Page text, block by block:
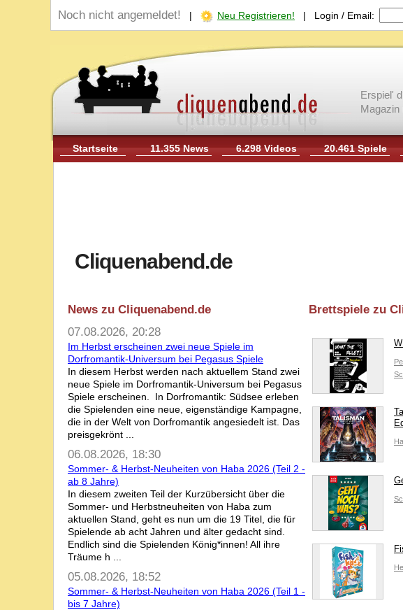
Noch nicht angemeldet! | Neu Registrieren! | Login / Email:
Erspiel'
Magazin
Startseite 11.355 News 6.298 Videos 20.461 Spiele
Cliquenabend.de
News zu Cliquenabend.de
07.08.2026, 20:28
Im Herbst erscheinen zwei neue Spiele im
Dorfromantik-Universum bei Pegasus Spiele
In diesem Herbst werden nach aktuellem Stand zwei
neue Spiele im Dorfromantik-Universum bei Pegasus
Spiele erscheinen. In Dorfromantik: Südsee erleben
die Spielenden eine neue, eigenständige Kampagne,
die in der Welt von Dorfromantik angesiedelt ist. Das
preisgekrönt ...
06.08.2026, 18:30
Sommer- & Herbst-Neuheiten von Haba 2026 (Teil 2 -
ab 8 Jahre)
In diesem zweiten Teil der Kurzübersicht über die
Sommer- und Herbstneuheiten von Haba zum
aktuellen Stand, geht es nun um die 19 Titel, die für
Spielende ab acht Jahren und älter gedacht sind.
Endlich sind die Spielenden König*innen! All ihre
Träume h ...
05.08.2026, 18:52
Sommer- & Herbst-Neuheiten von Haba 2026 (Teil 1 -
bis 7 Jahre)
Brettspiele zu